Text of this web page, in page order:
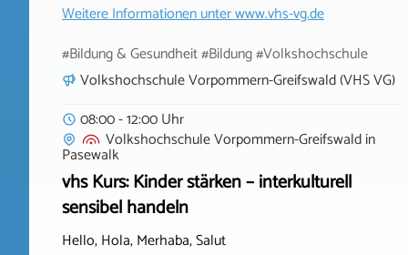
Weitere Informationen unterwww.vhs-vg.de
#Bildung & Gesundheit #Bildung #Volkshochschule
Volkshochschule Vorpommern-Greifswald (VHS VG)
08:00 - 12:00 Uhr
Volkshochschule Vorpommern-Greifswaldin
Pasewalk
vhs Kurs: Kinder stärken – interkulturell
sensibel handeln
Hello, Hola, Merhaba, Salut